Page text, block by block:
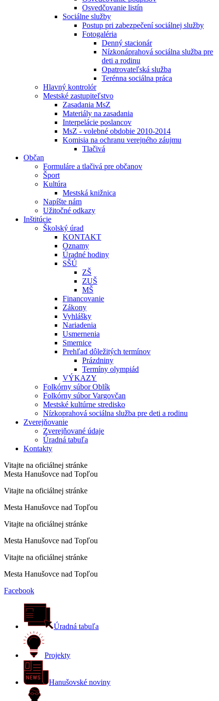
Osvedčovanie listín
Sociálne služby
Postup pri zabezpečení sociálnej služby
Fotogaléria
Denný stacionár
Nízkonáprahová sociálna služba pre
deti a rodinu
Opatrovateľská služba
Terénna sociálna práca
Hlavný kontrolór
Mestské zastupiteľstvo
Zasadania MsZ
Materiály na zasadania
Interpelácie poslancov
MsZ - volebné obdobie 2010-2014
Komisia na ochranu verejného záujmu
Tlačivá
Občan
Formuláre a tlačivá pre občanov
Šport
Kultúra
Mestská knižnica
Napíšte nám
Užitočné odkazy
Inštitúcie
Školský úrad
KONTAKT
Oznamy
Úradné hodiny
SŠÚ
ZŠ
ZUŠ
MŠ
Financovanie
Zákony
Vyhlášky
Nariadenia
Usmernenia
Smernice
Prehľad dôležitých termínov
Prázdniny
Termíny olympiád
VÝKAZY
Folkórny súbor Oblík
Folkórny súbor Vargovčan
Mestské kultúrne stredisko
Nízkoprahová sociálna služba pre deti a rodinu
Zverejňovanie
Zverejňované údaje
Úradná tabuľa
Kontakty
Vitajte na oficiálnej stránke
Mesta Hanušovce nad Topľou
Vitajte na oficiálnej stránke
Mesta Hanušovce nad Topľou
Vitajte na oficiálnej stránke
Mesta Hanušovce nad Topľou
Vitajte na oficiálnej stránke
Mesta Hanušovce nad Topľou
Facebook
Úradná tabuľa
Projekty
Hanušovské noviny